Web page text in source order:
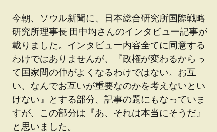
今朝、ソウル新聞に、日本総合研究所国際戦略
研究所理事長 田中均さんのインタビュー記事が
載りました。インタビュー内容全てに同意する
わけではありませんが、『政権が変わるからっ
て国家間の仲がよくなるわけではない。お互
い、なんでお互いが重要なのかを考えないとい
けない』とする部分、記事の題にもなっていま
すが、この部分は『あ、それは本当にそうだ』
と思いました。